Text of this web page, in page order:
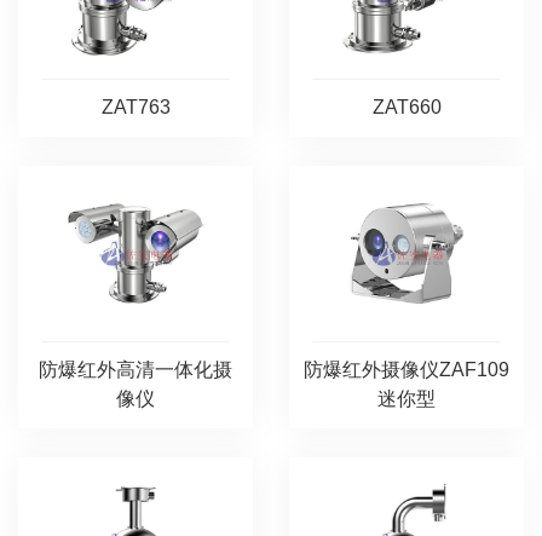
ZAT763 ZAT660
防爆红外高清一体化摄
像仪
防爆红外摄像仪ZAF109
迷你型